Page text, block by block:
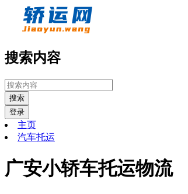
搜索内容
搜索
登录
主页
汽车托运
广安小轿车托运物流